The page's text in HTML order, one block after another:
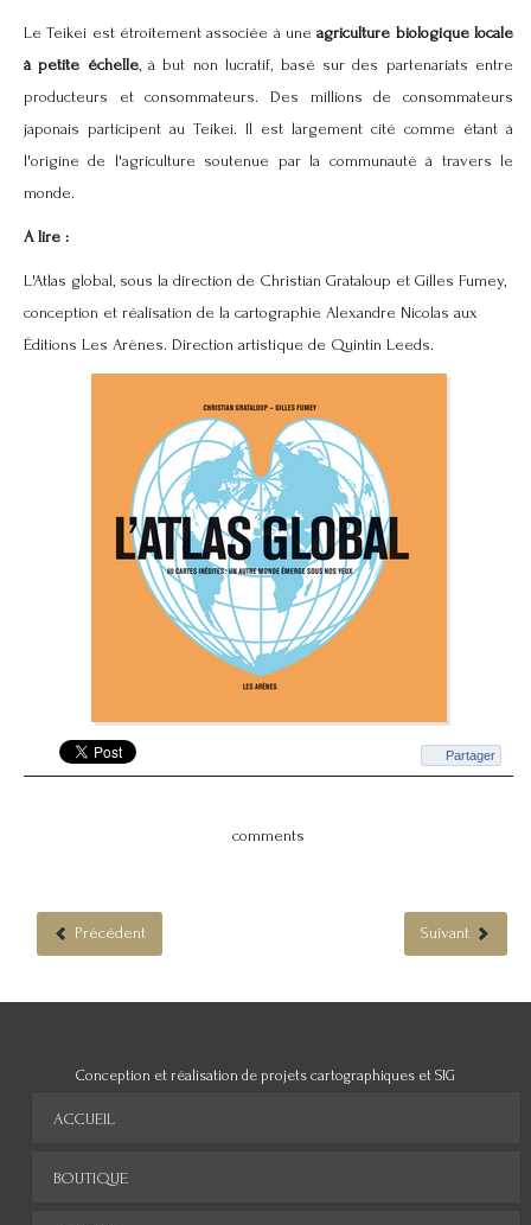
Le Teikei est étroitement associée à uneagriculture biologique locale
à petite échelle, à but non lucratif, basé sur des partenariats entre
producteurs et consommateurs. Des millions de consommateurs
japonais participent au Teikei. Il est largement cité comme étant à
l'origine de l'agriculture soutenue par la communauté à travers le
monde.
A lire :
L'Atlas global, sous la direction de Christian Grataloup et Gilles Fumey,
conception et réalisation de la cartographie Alexandre Nicolas aux
Éditions Les Arènes. Direction artistique de Quintin Leeds.
Partager
comments
Précédent Suivant
Conception et réalisation de projets cartographiques et SIG
ACCUEIL
BOUTIQUE